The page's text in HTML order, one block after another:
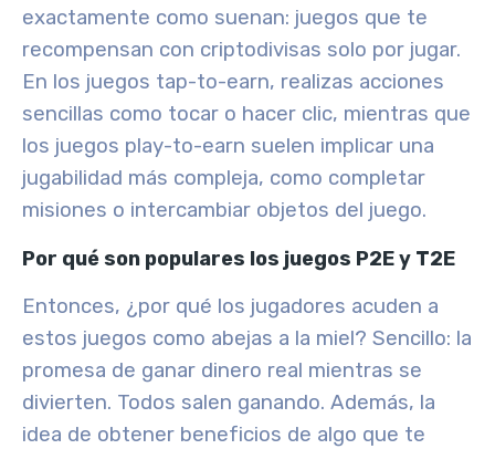
exactamente como suenan: juegos que te
recompensan con criptodivisas solo por jugar.
En los juegos tap-to-earn, realizas acciones
sencillas como tocar o hacer clic, mientras que
los juegos play-to-earn suelen implicar una
jugabilidad más compleja, como completar
misiones o intercambiar objetos del juego.
Por qué son populares los juegos P2E y T2E
Entonces, ¿por qué los jugadores acuden a
estos juegos como abejas a la miel? Sencillo: la
promesa de ganar dinero real mientras se
divierten. Todos salen ganando. Además, la
idea de obtener beneficios de algo que te